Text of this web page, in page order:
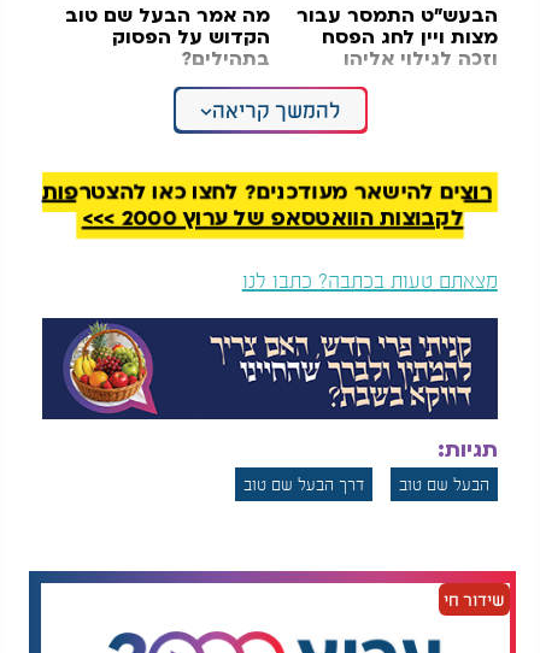
הבעש"ט התמסר עבור
מצות ויין לחג הפסח
וזכה לגילוי אליהו
מה אמר הבעל שם טוב
הקדוש על הפסוק
בתהילים?
צפו במעשייה של הבעל שם טוב מאת דרך הבעל שם
להמשך קריאה
רוצים להישאר מעודכנים? לחצו כאן להצטרפות
לקבוצות הוואטסאפ של ערוץ 2000 >>>
מצאתם טעות בכתבה? כתבו לנו
תגיות:
הבעל שם טוב דרך הבעל שם טוב
שידור חי